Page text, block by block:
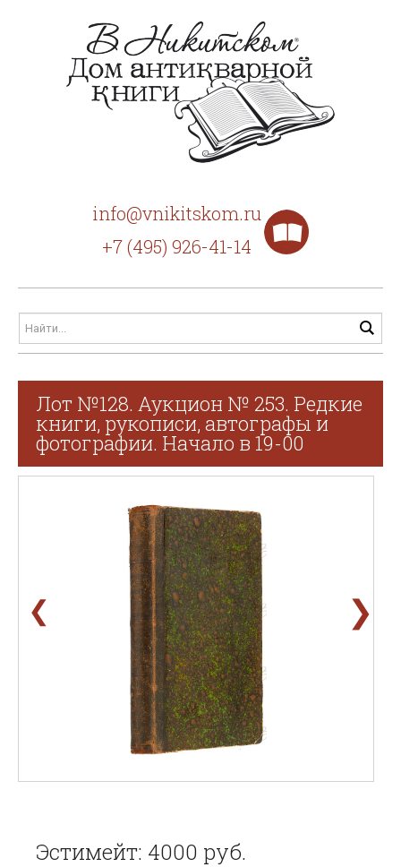
info@vnikitskom.ru
+7 (495) 926-41-14
Лот №128. Аукцион № 253. Редкие
книги, рукописи, автографы и
фотографии. Начало в 19-00
❮ ❯
Эстимейт: 4000 руб.